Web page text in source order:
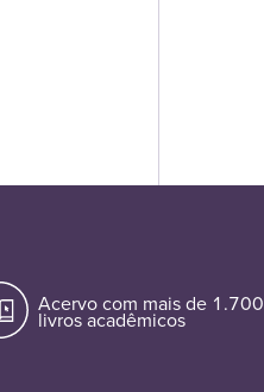
Acervo com mais de 1.700
livros acadêmicos